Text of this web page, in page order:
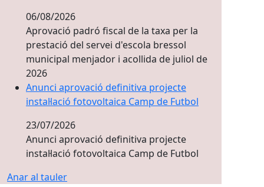
06/08/2026
Aprovació padró fiscal de la taxa per la
prestació del servei d'escola bressol
municipal menjador i acollida de juliol de
2026
Anunci aprovació definitiva projecte
instal·lació fotovoltaica Camp de Futbol
23/07/2026
Anunci aprovació definitiva projecte
instal·lació fotovoltaica Camp de Futbol
Anar al tauler